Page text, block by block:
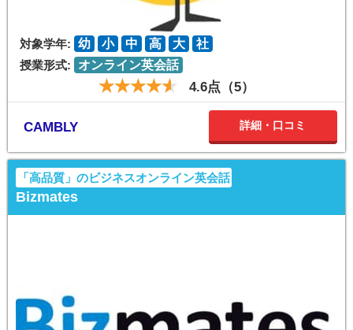
対象学年: 幼 小 中 高 大
社
授業形式:
オンライン英会話
4.6点（5）
CAMBLY 詳細・口コミ
「高品質」のビジネスオンライン英会話
Bizmates